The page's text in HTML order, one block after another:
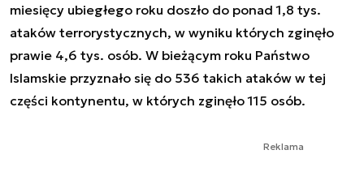
miesięcy ubiegłego roku doszło do ponad 1,8 tys.
ataków terrorystycznych, w wyniku których zginęło
prawie 4,6 tys. osób. W bieżącym roku Państwo
Islamskie przyznało się do 536 takich ataków w tej
części kontynentu, w których zginęło 115 osób.
Reklama